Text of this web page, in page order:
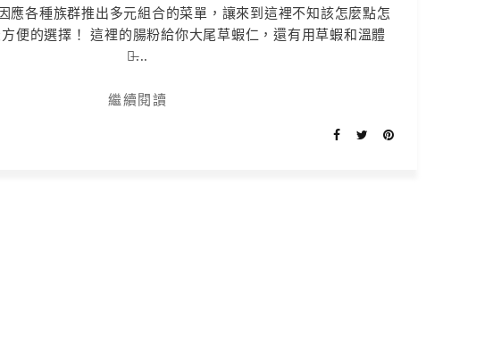
應各種族群推出多元組合的菜單，讓來到這裡不知該怎麼點怎
便的選擇！ 這裡的腸粉給你大尾草蝦仁，還有用草蝦和溫體
豬̶...
繼續閱讀